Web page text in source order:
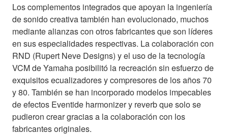
Los complementos integrados que apoyan la ingeniería
de sonido creativa también han evolucionado, muchos
mediante alianzas con otros fabricantes que son líderes
en sus especialidades respectivas. La colaboración con
RND (Rupert Neve Designs) y el uso de la tecnología
VCM de Yamaha posibilitó la recreación sin esfuerzo de
exquisitos ecualizadores y compresores de los años 70
y 80. También se han incorporado modelos impecables
de efectos Eventide harmonizer y reverb que solo se
pudieron crear gracias a la colaboración con los
fabricantes originales.